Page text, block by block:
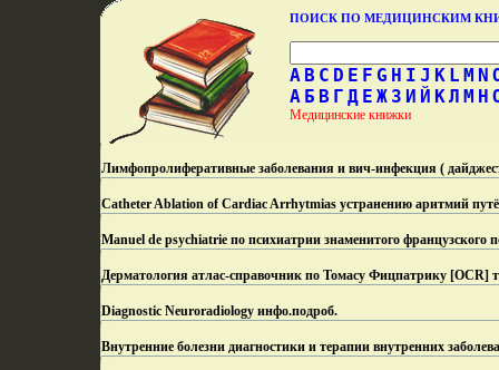
ПОИСК ПО МЕДИЦИНСКИМ
A B C D E F G H I J K L M N
А Б В Г Д Е Ж З И Й КЛ М Н
Медицинские книжки
Лимфопролиферативные заболевания и вич-инфекция (
Catheter Ablation of Cardiac Arrhytmias устранению аритмий
Manuel de psychiatrie по психиатрии знаменитого французского
Дерматология атлас-справочник по Томасу Фицпатрику [OCR]
Diagnostic Neuroradiology инфо.подроб.
Внутренние болезни диагностики и терапии внутренних